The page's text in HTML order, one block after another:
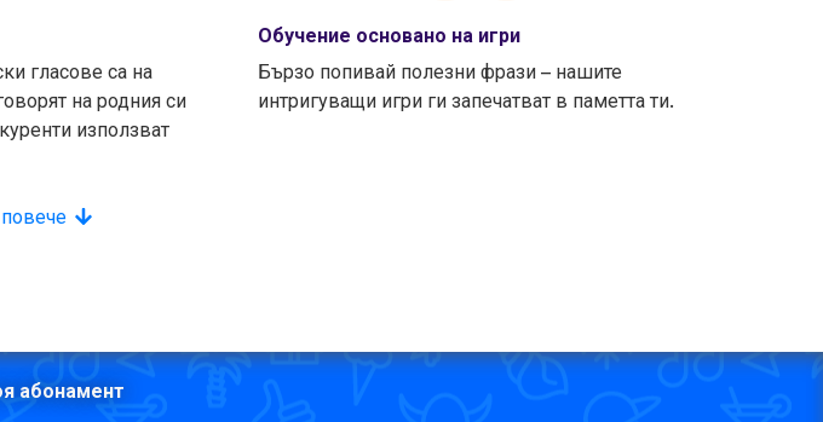
гласове са на
на родния си
използват
Обучение основано на игри
Бързо попивай полезни фрази – нашите
интригуващи игри ги запечатват в паметта ти.
абонамент